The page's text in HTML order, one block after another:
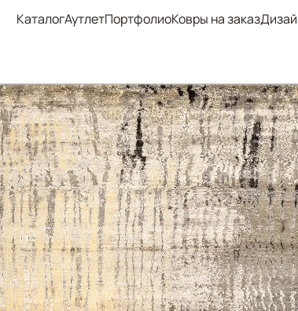
КаталогАутлетПортфолиоКовры на заказ